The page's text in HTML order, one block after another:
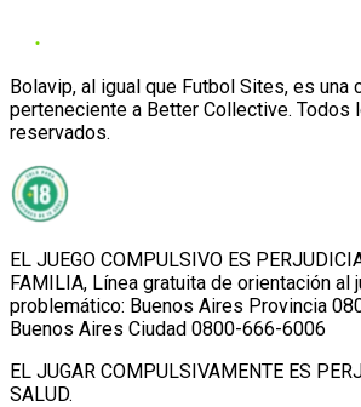
Bolavip, al igual que Futbol Sites, es una
perteneciente a Better Collective. Todos
reservados.
EL JUEGO COMPULSIVO ES
FAMILIA, Línea gratuita de orientación al
problemático: Buenos Aires Provincia
Buenos Aires Ciudad 0800-666-6006
EL JUGAR COMPULSIVAMENTE ES
SALUD.